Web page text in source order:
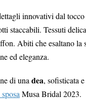
innovativi dal tocco
staccabili. Tessuti
Abiti che esaltano la
ed eleganza.
di una dea, sofisticata
Musa Bridal 2023.